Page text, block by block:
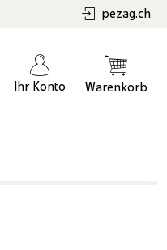
pezag.ch
Ihr Konto Warenkorb